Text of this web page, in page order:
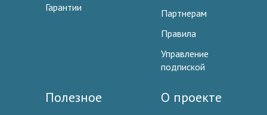
Гарантии
Партнерам
Правила
Управление
подпиской
Полезное О проекте